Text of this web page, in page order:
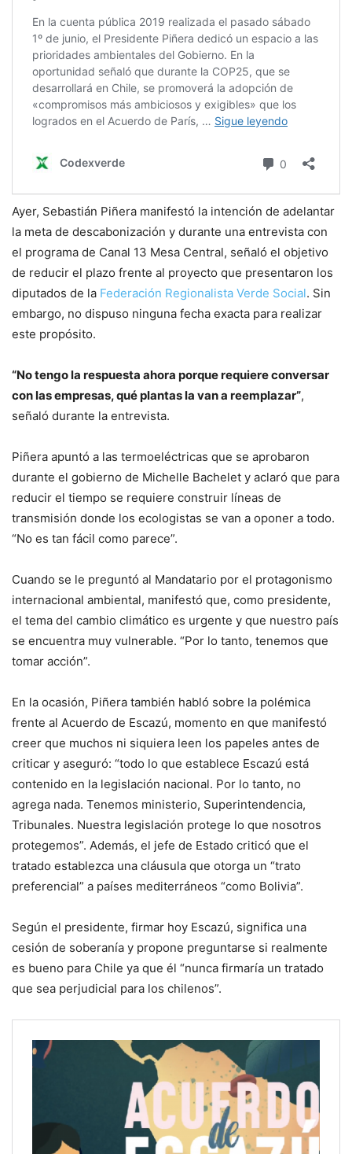
Ayer, Sebastián Piñera manifestó la intención de adelantar
la meta de descabonización y durante una entrevista con
el programa de Canal 13 Mesa Central, señaló el objetivo
de reducir el plazo frente al proyecto que presentaron los
diputados de la Federación Regionalista Verde Social. Sin
embargo, no dispuso ninguna fecha exacta para realizar
este propósito.
“No tengo la respuesta ahora porque requiere conversar
con las empresas, qué plantas la van a reemplazar”,
señaló durante la entrevista.
Piñera apuntó a las termoeléctricas que se aprobaron
durante el gobierno de Michelle Bachelet y aclaró que para
reducir el tiempo se requiere construir líneas de
transmisión donde los ecologistas se van a oponer a todo.
“No es tan fácil como parece”.
Cuando se le preguntó al Mandatario por el protagonismo
internacional ambiental, manifestó que, como presidente,
el tema del cambio climático es urgente y que nuestro país
se encuentra muy vulnerable. “Por lo tanto, tenemos que
tomar acción”.
En la ocasión, Piñera también habló sobre la polémica
frente al Acuerdo de Escazú, momento en que manifestó
creer que muchos ni siquiera leen los papeles antes de
criticar y aseguró: “todo lo que establece Escazú está
contenido en la legislación nacional. Por lo tanto, no
agrega nada. Tenemos ministerio, Superintendencia,
Tribunales. Nuestra legislación protege lo que nosotros
protegemos”. Además, el jefe de Estado criticó que el
tratado establezca una cláusula que otorga un “trato
preferencial” a países mediterráneos “como Bolivia”.
Según el presidente, firmar hoy Escazú, significa una
cesión de soberanía y propone preguntarse si realmente
es bueno para Chile ya que él “nunca firmaría un tratado
que sea perjudicial para los chilenos”.